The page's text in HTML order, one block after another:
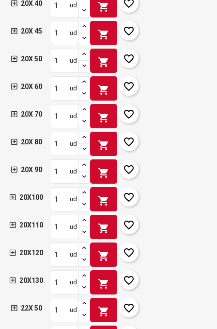
20X 40 ud shopping_cart favorite_border
20X 45 ud shopping_cart favorite_border
20X 50 ud shopping_cart favorite_border
20X 60 ud shopping_cart favorite_border
20X 70 ud shopping_cart favorite_border
20X 80 ud shopping_cart favorite_border
20X 90 ud shopping_cart favorite_border
20X100 ud shopping_cart favorite_border
20X110 ud shopping_cart favorite_border
20X120 ud shopping_cart favorite_border
20X130 ud shopping_cart favorite_border
22X 50 ud shopping_cart favorite_border